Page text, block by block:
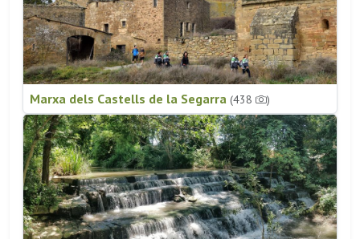
Marxa dels Castells de la Segarra (438 )